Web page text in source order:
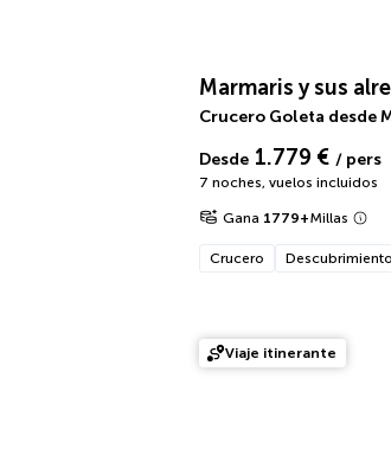
Marmaris y sus
Crucero Goleta desde
Desde 1.779 € / pers
7 noches, vuelos incluidos
Gana 1779+Millas
Crucero Descubrimiento
Viaje itinerante